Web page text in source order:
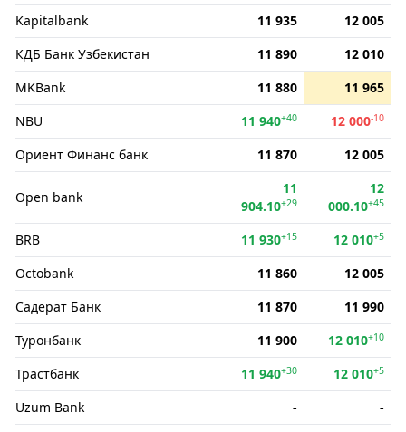
Kapitalbank 11 935
12 005
КДБ Банк Узбекистан
11 890
12 010
MKBank
11 880
11 965
NBU
11 940+40 12 000-10
Ориент Финанс банк 11 870 12 005
Open bank
11
904.10+29
12
000.10+45
BRB 11 930+15 12 010+5
Octobank 11 860
12 005
Садерат Банк
11 870
11 990
Туронбанк
11 900 12 010+10
Трастбанк 11 940+30 12 010+5
Uzum Bank -
-